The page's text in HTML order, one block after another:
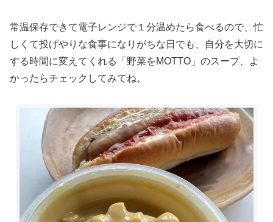
常温保存できて電子レンジで１分温めたら食べるので、忙
しくて投げやりな食事になりがちな日でも、自分を大切に
する時間に変えてくれる「野菜をMOTTO」のスープ、よ
かったらチェックしてみてね。